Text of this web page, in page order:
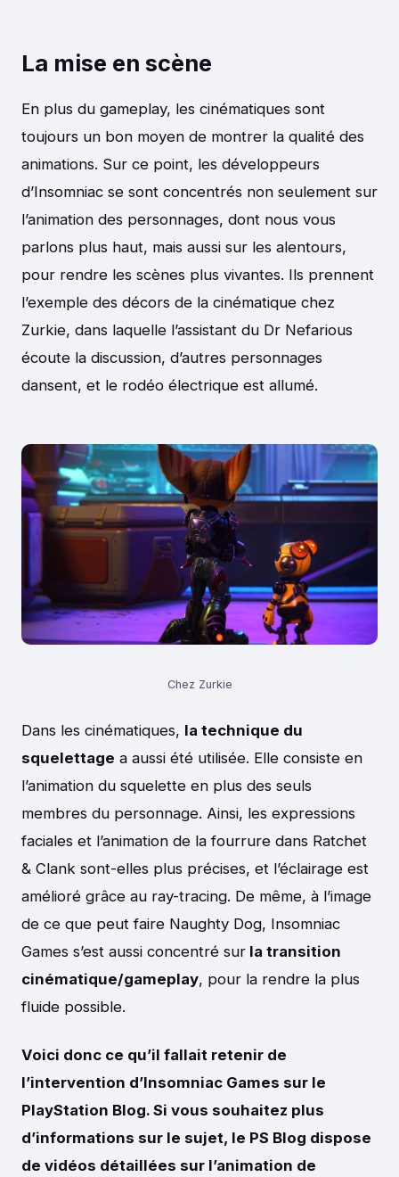
La mise en scène
En plus du gameplay, les cinématiques sont
toujours un bon moyen de montrer la qualité des
animations. Sur ce point, les développeurs
d’Insomniac se sont concentrés non seulement sur
l’animation des personnages, dont nous vous
parlons plus haut, mais aussi sur les alentours,
pour rendre les scènes plus vivantes. Ils prennent
l’exemple des décors de la cinématique chez
Zurkie, dans laquelle l’assistant du Dr Nefarious
écoute la discussion, d’autres personnages
dansent, et le rodéo électrique est allumé.
Chez Zurkie
Dans les cinématiques, la technique du
squelettage a aussi été utilisée. Elle consiste en
l’animation du squelette en plus des seuls
membres du personnage. Ainsi, les expressions
faciales et l’animation de la fourrure dans Ratchet
& Clank sont-elles plus précises, et l’éclairage est
amélioré grâce au ray-tracing. De même, à l’image
de ce que peut faire Naughty Dog, Insomniac
Games s’est aussi concentré sur la transition
cinématique/gameplay, pour la rendre la plus
fluide possible.
Voici donc ce qu’il fallait retenir de
l’intervention d’Insomniac Games sur le
PlayStation Blog. Si vous souhaitez plus
d’informations sur le sujet, le PS Blog dispose
de vidéos détaillées sur l’animation de